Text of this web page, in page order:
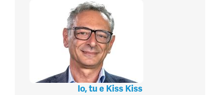
Io, tu e Kiss Kiss